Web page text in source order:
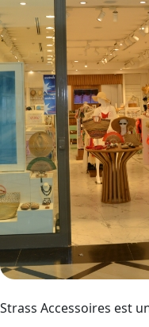
Strass Accessoires est